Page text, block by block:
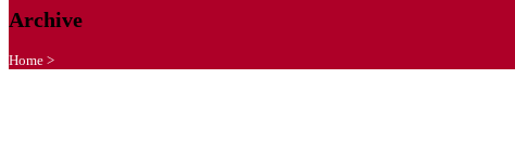
Archive
Home >